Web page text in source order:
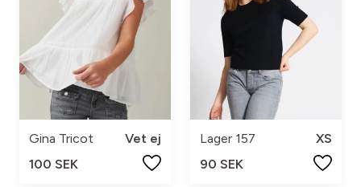
Gina Tricot
Vet ej
100 SEK
Lager 157
XS
90 SEK